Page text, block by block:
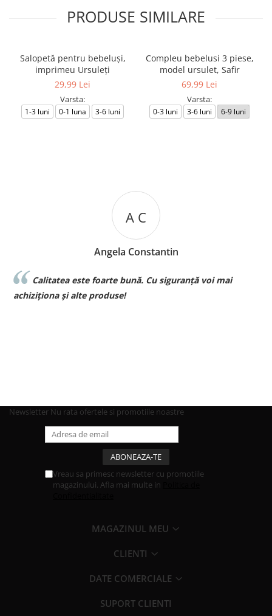
PRODUSE SIMILARE
Salopetă pentru bebeluși,
imprimeu Ursuleți
29,99 Lei
Varsta:
1-3 luni 0-1 luna 3-6 luni
Compleu bebelusi 3 piese,
model ursulet, Safir
69,99 Lei
Varsta:
0-3 luni 3-6 luni 6-9 luni
Angela Constantin
este foarte bună. Cu siguranță voi mai
și alte produse!
Newsletter Nu rata ofertele si promotiile noastre
Vreau sa primesc newsletter cu promotiile
magazinului. Afla mai multe in
MAGAZINUL MEU
CLIENTI
DATE COMERCIALE
SUPORT CLIENTI